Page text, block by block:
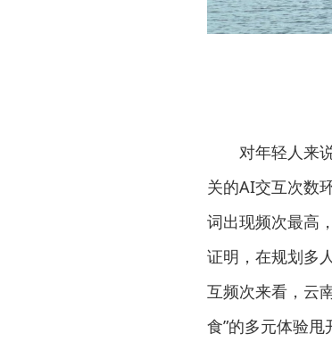
对年轻人来
关的AI交互次数
词出现频次最高
证明，在规划多
互频次来看，云
食”的多元体验甩